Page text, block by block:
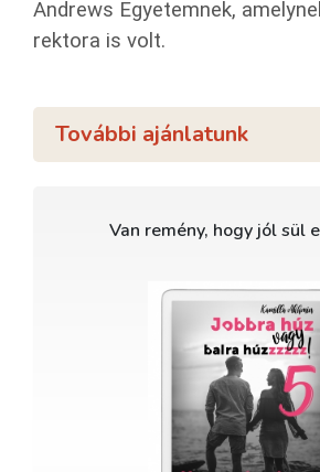
Andrews Egyetemnek,
rektora is volt.
További ajánlatunk
Van remény, hogy jól sül